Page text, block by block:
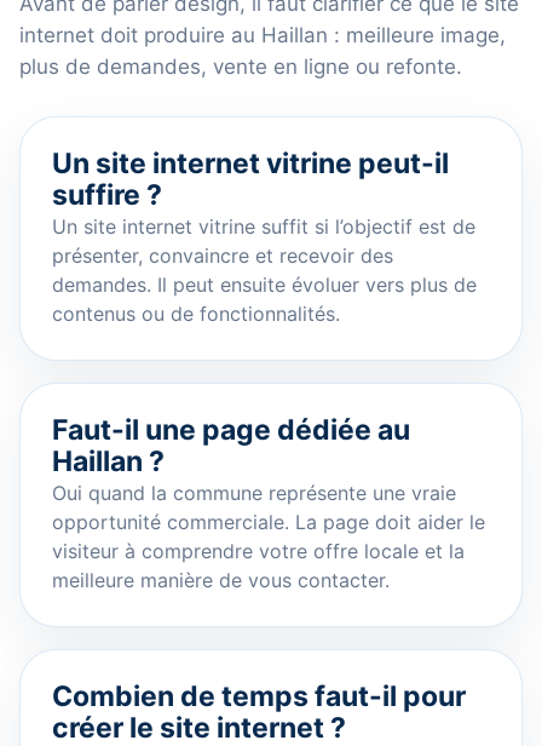
internet doit produire au Haillan : meilleure image,
plus de demandes, vente en ligne ou refonte.
Un site internet vitrine peut-il
suffire ?
Un site internet vitrine suffit si l’objectif est de
présenter, convaincre et recevoir des
demandes. Il peut ensuite évoluer vers plus de
contenus ou de fonctionnalités.
Faut-il une page dédiée au
Haillan ?
Oui quand la commune représente une vraie
opportunité commerciale. La page doit aider le
visiteur à comprendre votre offre locale et la
meilleure manière de vous contacter.
Combien de temps faut-il pour
créer le site internet ?